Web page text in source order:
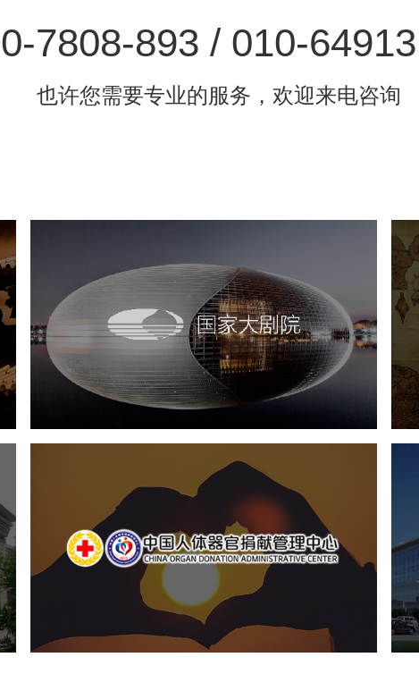
7808-893 / 010-
也许您需要专业的服务，欢迎来电咨询
国家大剧院
文化艺术 剧院 智慧展馆 展馆网站建设
中国人体器官捐献管理中心
国企 品牌官网
网站设计